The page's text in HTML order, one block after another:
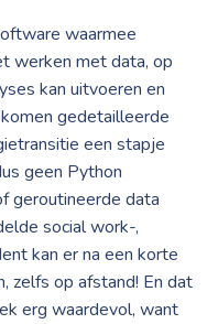
waarmee
werken met data, op
kan uitvoeren en
gedetailleerde
een stapje
geen Python
geroutineerde data
social work-,
kan er na een korte
zelfs op afstand! En dat
erg waardevol, want